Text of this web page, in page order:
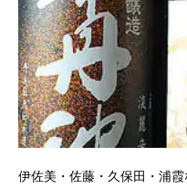
伊佐美・佐藤・久保田・浦